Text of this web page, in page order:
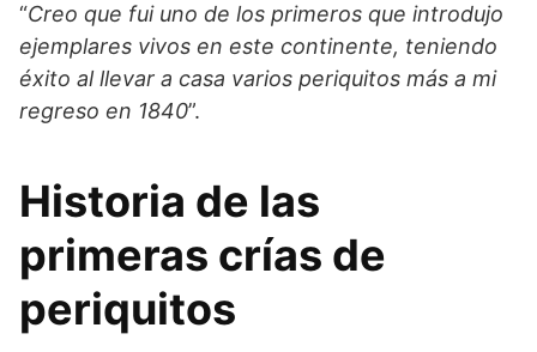
“Creo que fui uno de los primeros que introdujo
ejemplares vivos en este continente, teniendo
éxito al llevar a casa varios periquitos más a mi
regreso en 1840”.
Historia de las
primeras crías de
periquitos